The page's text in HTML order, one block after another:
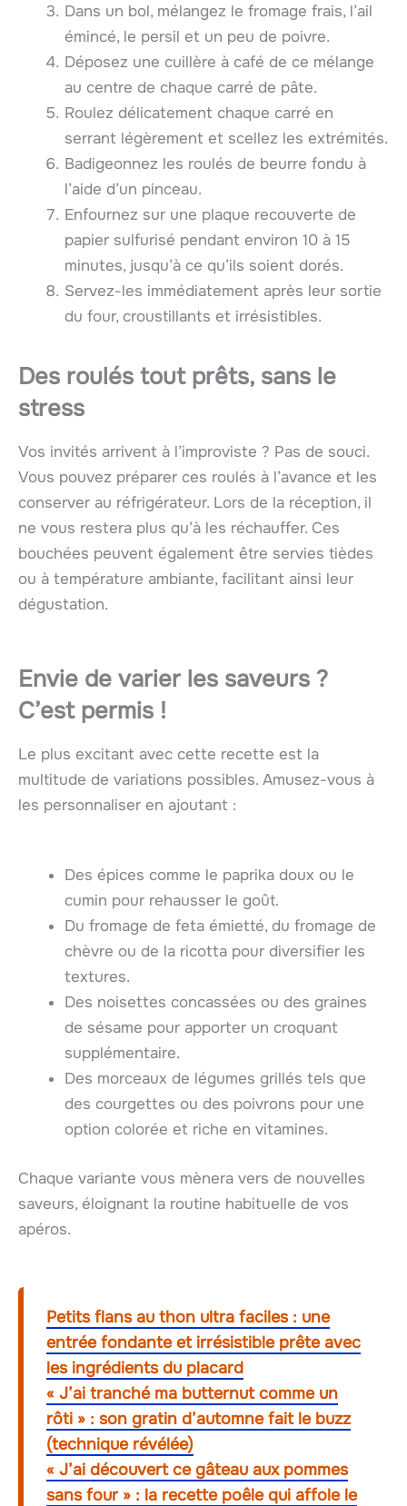
Dans un bol, mélangez le fromage frais, l’ail
émincé, le persil et un peu de poivre.
Déposez une cuillère à café de ce mélange
au centre de chaque carré de pâte.
Roulez délicatement chaque carré en
serrant légèrement et scellez les extrémités.
Badigeonnez les roulés de beurre fondu à
l’aide d’un pinceau.
Enfournez sur une plaque recouverte de
papier sulfurisé pendant environ 10 à 15
minutes, jusqu’à ce qu’ils soient dorés.
Servez-les immédiatement après leur sortie
du four, croustillants et irrésistibles.
Des roulés tout prêts, sans le
stress
Vos invités arrivent à l’improviste ? Pas de souci.
Vous pouvez préparer ces roulés à l’avance et les
conserver au réfrigérateur. Lors de la réception, il
ne vous restera plus qu’à les réchauffer. Ces
bouchées peuvent également être servies tièdes
ou à température ambiante, facilitant ainsi leur
dégustation.
Envie de varier les saveurs ?
C’est permis !
Le plus excitant avec cette recette est la
multitude de variations possibles. Amusez-vous à
les personnaliser en ajoutant :
Des épices comme le paprika doux ou le
cumin pour rehausser le goût.
Du fromage de feta émietté, du fromage de
chèvre ou de la ricotta pour diversifier les
textures.
Des noisettes concassées ou des graines
de sésame pour apporter un croquant
supplémentaire.
Des morceaux de légumes grillés tels que
des courgettes ou des poivrons pour une
option colorée et riche en vitamines.
Chaque variante vous mènera vers de nouvelles
saveurs, éloignant la routine habituelle de vos
apéros.
Petits flans au thon ultra faciles : une
entrée fondante et irrésistible prête avec
les ingrédients du placard
« J’ai tranché ma butternut comme un
rôti » : son gratin d’automne fait le buzz
(technique révélée)
« J’ai découvert ce gâteau aux pommes
sans four » : la recette poêle qui affole le